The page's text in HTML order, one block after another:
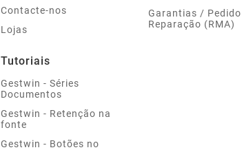
Contacte-nos
Lojas
Tutoriais
Gestwin - Séries
Documentos
Gestwin - Retenção na
fonte
Gestwin - Botões no
Garantias / Pedido
Reparação (RMA)